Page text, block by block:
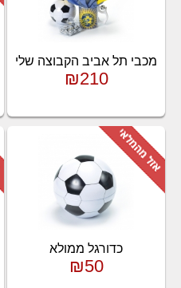
מכבי תל אביב הקבוצה שלי
₪210
כדורגל ממולא
₪50